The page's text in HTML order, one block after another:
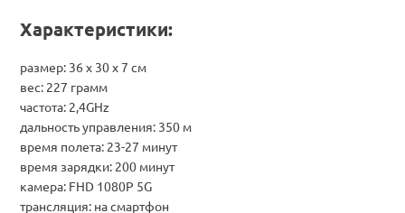
Характеристики:
размер: 36 х 30 х 7 см
вес: 227 грамм
частота: 2,4GHz
дальность управления: 350 м
время полета: 23-27 минут
время зарядки: 200 минут
камера: FHD 1080Р 5G
трансляция: на смартфон